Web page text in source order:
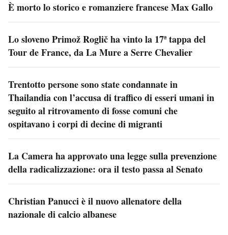
È morto lo storico e romanziere francese Max Gallo
Lo sloveno Primož Roglič ha vinto la 17ª tappa del
Tour de France, da La Mure a Serre Chevalier
Trentotto persone sono state condannate in
Thailandia con l’accusa di traffico di esseri umani in
seguito al ritrovamento di fosse comuni che
ospitavano i corpi di decine di migranti
La Camera ha approvato una legge sulla prevenzione
della radicalizzazione: ora il testo passa al Senato
Christian Panucci è il nuovo allenatore della
nazionale di calcio albanese